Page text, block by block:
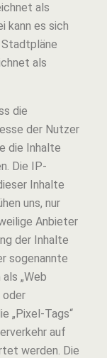
als
kann es sich
Stadtpläne
als
die
der Nutzer
die Inhalte
Die IP-
Inhalte
uns, nur
Anbieter
der Inhalte
sogenannte
„Web
oder
„Pixel-Tags“
auf
werden. Die